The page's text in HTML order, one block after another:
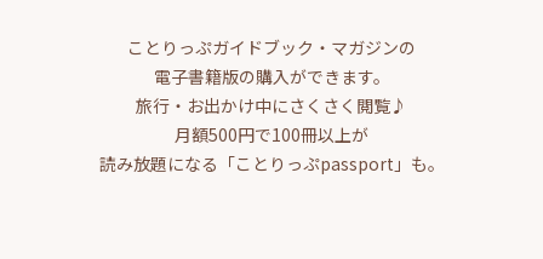
ことりっぷガイドブック・マガジンの
電子書籍版の購入ができます。
旅行・お出かけ中にさくさく閲覧♪
月額500円で100冊以上が
読み放題になる「ことりっぷpassport」も。